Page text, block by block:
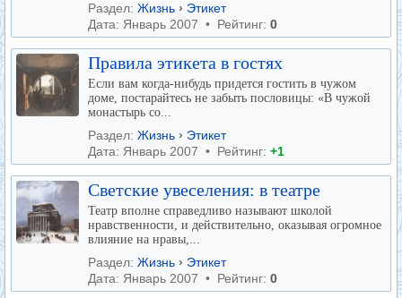
Раздел: Жизнь › Этикет
Дата: Январь 2007 • Рейтинг: 0
Правила этикета в гостях
Если вам когда-нибудь придется гостить в чужом
доме, постарайтесь не забыть пословицы: «В чужой
монастырь со...
Раздел: Жизнь › Этикет
Дата: Январь 2007 • Рейтинг: +1
Светские увеселения: в театре
Театр вполне справедливо называют школой
нравственности, и действительно, оказывая огромное
влияние на нравы,...
Раздел: Жизнь › Этикет
Дата: Январь 2007 • Рейтинг: 0